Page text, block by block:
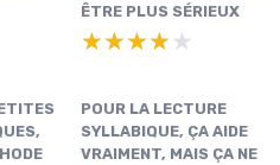
ÊTRE PLUS SÉRIEUX
★★★★★
★★★★★
POUR LA LECTURE
SYLLABIQUE, ÇA AIDE
VRAIMENT, MAIS ÇA NE